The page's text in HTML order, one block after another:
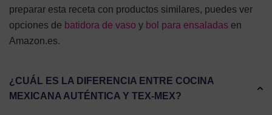
preparar esta receta con productos similares, puedes ver
opciones de batidora de vaso y bol para ensaladas en
Amazon.es.
¿CUÁL ES LA DIFERENCIA ENTRE COCINA
MEXICANA AUTÉNTICA Y TEX-MEX?